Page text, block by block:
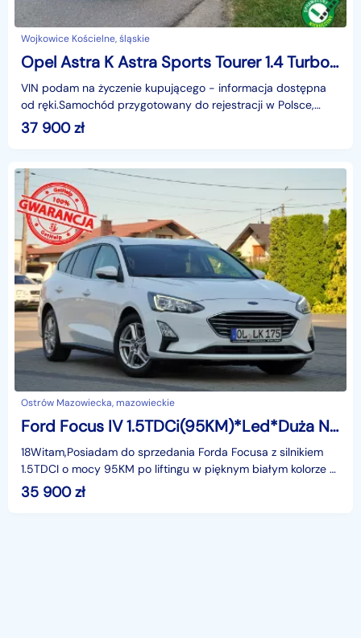
Wojkowice Kościelne, śląskie
Opel Astra K Astra Sports Tourer 1.4 Turbo / LINK / 2x PDC / Navi / Alu / Dwustrefowa
VIN podam na życzenie kupującego - informacja dostępna
od ręki.Samochód przygotowany do rejestracji w Polsce,
koszt 160 zł.Zakupionym u nas samochodem można leg
37 900zł
Ostrów Mazowiecka, mazowieckie
Ford Focus IV 1.5TDCi(95KM)*Led*Duża Navi*Klimatronik*Welur*Reling*Chrom*Alu16"ASO
18Witam,Posiadam do sprzedania Forda Focusa z silnikiem
1.5TDCI o mocy 95KM po liftingu w pięknym białym kolorze w
najbogatszej wersji wyposażenia TITANIUM i z
35 900zł